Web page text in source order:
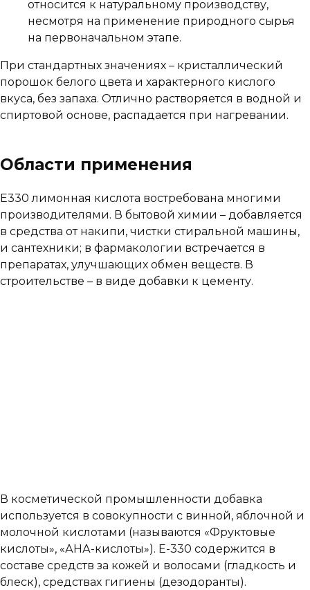
относится к натуральному производству,
несмотря на применение природного сырья
на первоначальном этапе.
При стандартных значениях – кристаллический
порошок белого цвета и характерного кислого
вкуса, без запаха. Отлично растворяется в водной и
спиртовой основе, распадается при нагревании.
Области применения
Е330 лимонная кислота востребована многими
производителями. В бытовой химии – добавляется
в средства от накипи, чистки стиральной машины,
и сантехники; в фармакологии встречается в
препаратах, улучшающих обмен веществ. В
строительстве – в виде добавки к цементу.
В косметической промышленности добавка
используется в совокупности с винной, яблочной и
молочной кислотами (называются «Фруктовые
кислоты», «АНА-кислоты»). Е-330 содержится в
составе средств за кожей и волосами (гладкость и
блеск), средствах гигиены (дезодоранты).